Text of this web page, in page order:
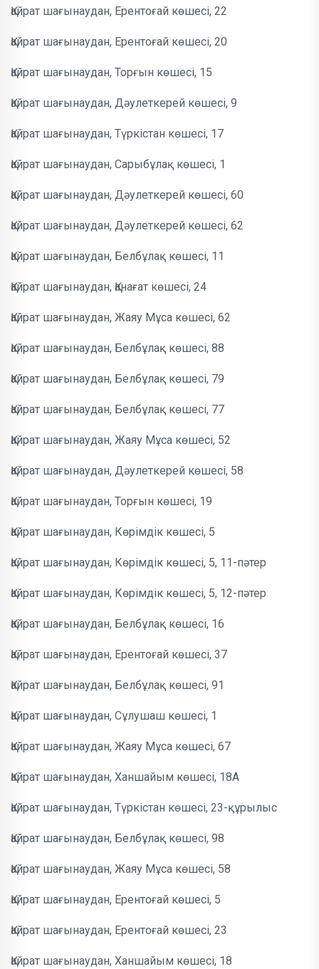
Қайрат шағынаудан, Ерентоғай көшесі, 22
Қайрат шағынаудан, Ерентоғай көшесі, 20
Қайрат шағынаудан, Торғын көшесі, 15
Қайрат шағынаудан, Дәулеткерей көшесі, 9
Қайрат шағынаудан, Түркістан көшесі, 17
Қайрат шағынаудан, Сарыбұлақ көшесі, 1
Қайрат шағынаудан, Дәулеткерей көшесі, 60
Қайрат шағынаудан, Дәулеткерей көшесі, 62
Қайрат шағынаудан, Белбұлақ көшесі, 11
Қайрат шағынаудан, Қанағат көшесі, 24
Қайрат шағынаудан, Жаяу Мұса көшесі, 62
Қайрат шағынаудан, Белбұлақ көшесі, 88
Қайрат шағынаудан, Белбұлақ көшесі, 79
Қайрат шағынаудан, Белбұлақ көшесі, 77
Қайрат шағынаудан, Жаяу Мұса көшесі, 52
Қайрат шағынаудан, Дәулеткерей көшесі, 58
Қайрат шағынаудан, Торғын көшесі, 19
Қайрат шағынаудан, Көрімдік көшесі, 5
Қайрат шағынаудан, Көрімдік көшесі, 5, 11-пәтер
Қайрат шағынаудан, Көрімдік көшесі, 5, 12-пәтер
Қайрат шағынаудан, Белбұлақ көшесі, 16
Қайрат шағынаудан, Ерентоғай көшесі, 37
Қайрат шағынаудан, Белбұлақ көшесі, 91
Қайрат шағынаудан, Сұлушаш көшесі, 1
Қайрат шағынаудан, Жаяу Мұса көшесі, 67
Қайрат шағынаудан, Ханшайым көшесі, 18А
Қайрат шағынаудан, Түркістан көшесі, 23-құрылыс
Қайрат шағынаудан, Белбұлақ көшесі, 98
Қайрат шағынаудан, Жаяу Мұса көшесі, 58
Қайрат шағынаудан, Ерентоғай көшесі, 5
Қайрат шағынаудан, Ерентоғай көшесі, 23
Қайрат шағынаудан, Ханшайым көшесі, 18